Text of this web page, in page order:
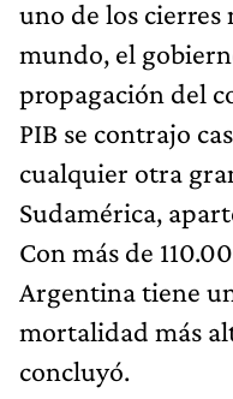
uno de los cierres
mundo, el
propagación del
PIB se contrajo
cualquier otra
Sudamérica,
Con más de
Argentina tiene
mortalidad más
concluyó.